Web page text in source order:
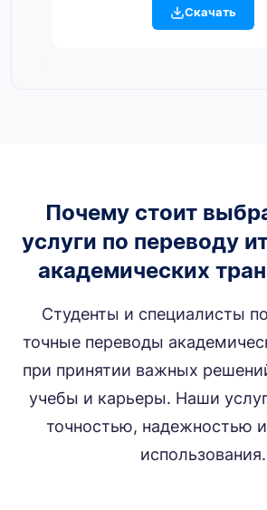
Скачать
Почему стоит
услуги по переводу
академических
Студенты и специалисты
точные переводы
при принятии важных
учебы и карьеры. Наши
точностью, надежностью
использования.